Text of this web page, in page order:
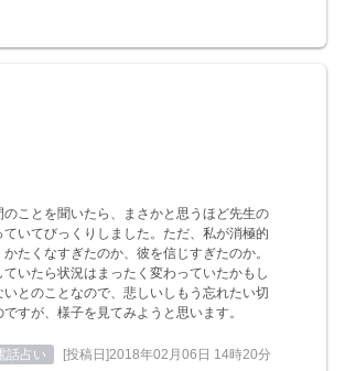
ことを聞いたら、まさかと思うほど先生の
いてびっくりしました。ただ、私が消極的
たくなすぎたのか、彼を信じすぎたのか。
いたら状況はまったく変わっていたかもし
とのことなので、悲しいしもう忘れたい切
すが、様子を見てみようと思います。
話占い [投稿日]2018年02月06日 14時20分